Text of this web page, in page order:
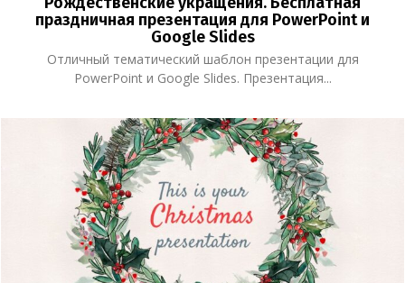
праздничная презентация для PowerPoint и
Google Slides
Отличный тематический шаблон презентации для
PowerPoint и Google Slides. Презентация...